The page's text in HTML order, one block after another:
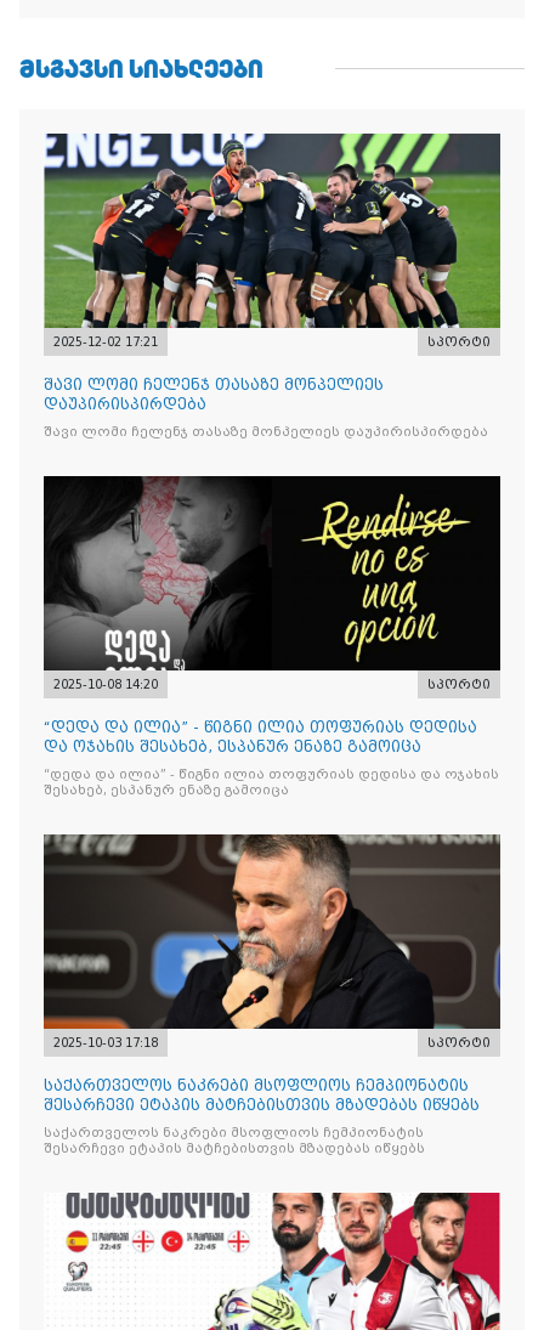
ᲛᲡᲒᲐᲕᲡᲘ ᲡᲘᲐᲮᲚᲔᲔᲑᲘ
2025-12-02 17:21 სპორტი
შავი ლომი ჩელენჯ თასაზე მონპელიეს
დაუპირისპირდება
შავი ლომი ჩელენჯ თასაზე მონპელიეს დაუპირისპირდება
2025-10-08 14:20 სპორტი
“დედა და ილია” - წიგნი ილია თოფურიას დედისა
და ოჯახის შესახებ, ესპანურ ენაზე გამოიცა
“დედა და ილია” - წიგნი ილია თოფურიას დედისა და ოჯახის
შესახებ, ესპანურ ენაზე გამოიცა
2025-10-03 17:18 სპორტი
საქართველოს ნაკრები მსოფლიოს ჩემპიონატის
შესარჩევი ეტაპის მატჩებისთვის მზადებას იწყებს
საქართველოს ნაკრები მსოფლიოს ჩემპიონატის
შესარჩევი ეტაპის მატჩებისთვის მზადებას იწყებს